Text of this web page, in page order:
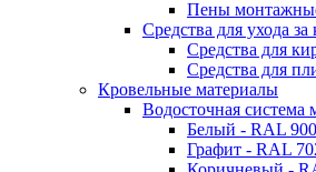
Пены
Средства для ухода
Средства для
Средства для
Кровельные материалы
Водосточная система
Белый - RAL
Графит - RAL